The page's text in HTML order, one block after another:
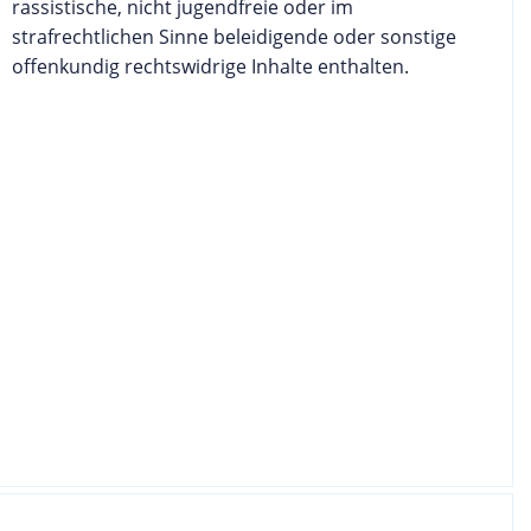
rassistische, nicht jugendfreie oder im
strafrechtlichen Sinne beleidigende oder sonstige
offenkundig rechtswidrige Inhalte enthalten.